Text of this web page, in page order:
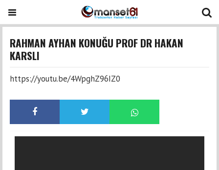
RAHMAN AYHAN KONUĞU PROF DR HAKAN
KARSLI
https://youtu.be/4WpghZ96IZ0